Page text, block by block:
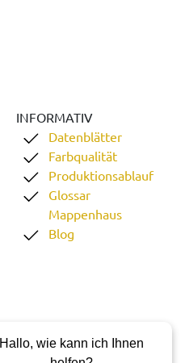
INFORMATIV
Datenblätter
Farbqualität
Produktionsablauf
Glossar
Mappenhaus
Blog
Hallo, wie kann ich Ihnen